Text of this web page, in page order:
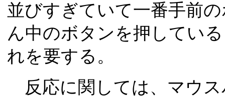
並びすぎていて一番手前
ん中のボタンを押してい
れを要する。
反応に関しては、マウ